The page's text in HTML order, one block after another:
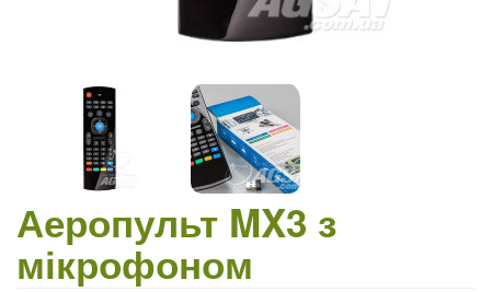
Аеропульт MX3 з
мікрофоном